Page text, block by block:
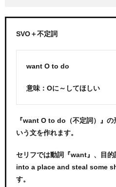
SVO＋不定詞
want O to do
意味：Oに～してほしい
『want O to do（不定詞）』
いう文を作れます。
セリフでは動詞『want』、目
into a place and steal some
す。